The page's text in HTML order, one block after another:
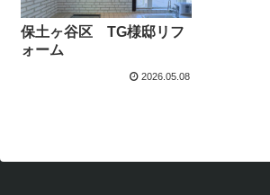
保土ヶ谷区 TG様邸リフ
ォーム
2026.05.08